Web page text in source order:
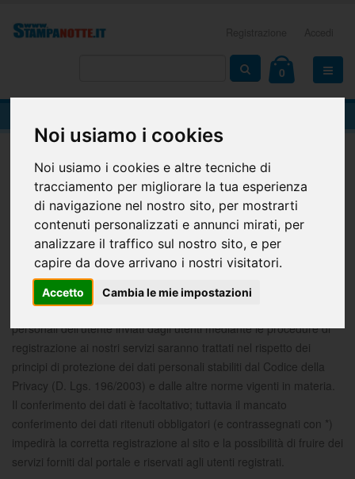
Noi usiamo i cookies
Noi usiamo i cookies e altre tecniche di
tracciamento per migliorare la tua esperienza
di navigazione nel nostro sito, per mostrarti
contenuti personalizzati e annunci mirati, per
analizzare il traffico sul nostro sito, e per
capire da dove arrivano i nostri visitatori.
Accetto Cambia le mie impostazioni
0
Home
Info privacy
Privacy Policy
La presente Privacy Policy è resa ai sensi dell'art. 13 del D. Lgs.
196/03, Codice in materia di protezione dei dati personali e del
Regolamento UE 20016/679 (GDPR). Attuando la procedura di
iscrizione, gli utenti comunicano volontariamente a MARIOCART
S.R.L., Titolare del trattamento, i propri dati personali. I dati
personali dell’utente inviati dagli utenti mediante le procedure di
registrazione ai nostri servizi saranno trattati nel rispetto dei
principi di protezione dei dati personali stabiliti dal Codice della
Privacy (D. Lgs. 196/2003) e dalle altre norme vigenti in materia.
Il conferimento dei dati è facoltativo; tuttavia il mancato
conferimento dei dati ritenuti obbligatori (e contrassegnati con *)
impedirà la corretta registrazione al sito e la possibilità di fruire dei
servizi forniti dal portale e riservati agli utenti registrati.